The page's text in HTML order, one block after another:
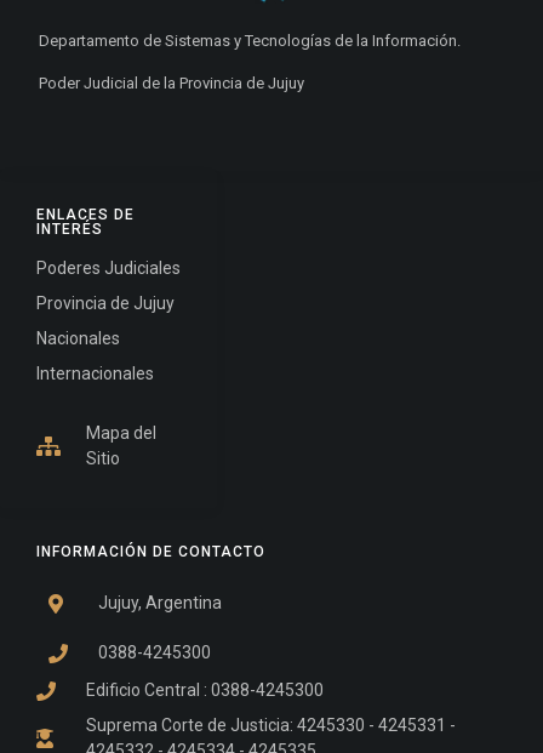
INFORMACIÓN DE CONTACTO
Jujuy, Argentina
0388-4245300
Edificio Central : 0388-4245300
Suprema Corte de Justicia: 4245330 - 4245331 -
ENLACES DE
INTERÉS
Poderes Judiciales
Provincia de Jujuy
Nacionales
Internacionales
Mapa del
Sitio
Departamento de Sistemas y Tecnologías de la Información.
Poder Judicial de la Provincia de Jujuy